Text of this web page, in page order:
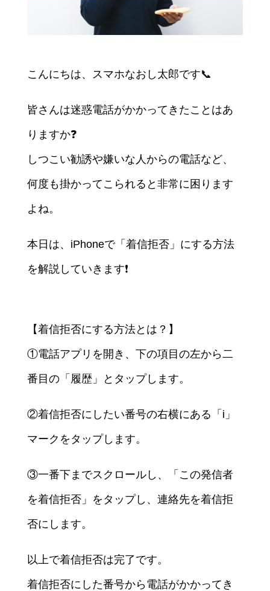
こんにちは、スマホなおし太郎です📞
皆さんは迷惑電話がかかってきたことはあ
りますか❓
しつこい勧誘や嫌いな人からの電話など、
何度も掛かってこられると非常に困ります
よね。
本日は、iPhoneで「着信拒否」にする方法
を解説していきます❗
【着信拒否にする方法とは？】
①電話アプリを開き、下の項目の左から二
番目の「履歴」とタップします。
②着信拒否にしたい番号の右横にある「i」
マークをタップします。
③一番下までスクロールし、「この発信者
を着信拒否」をタップし、連絡先を着信拒
否にします。
以上で着信拒否は完了です。
着信拒否にした番号から電話がかかってき